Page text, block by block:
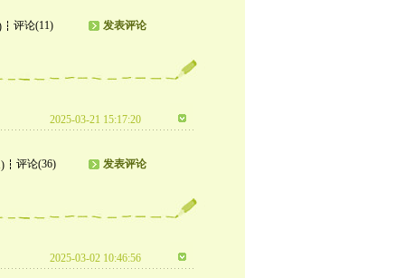
评论(11) 发表评论
2025-03-21 15:17:20
评论(36) 发表评论
2025-03-02 10:46:56